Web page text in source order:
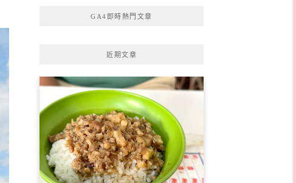
GA4即時熱門文章
近期文章